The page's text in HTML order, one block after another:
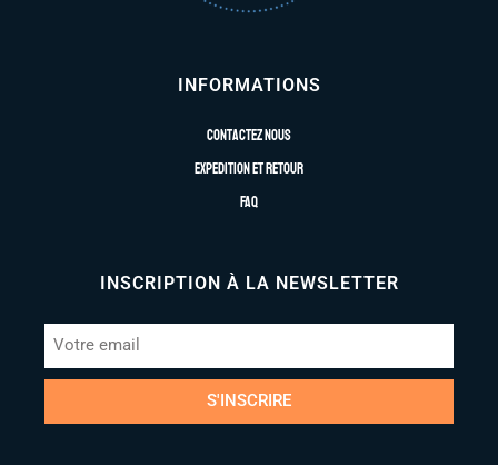
INFORMATIONS
Contactez nous
Expedition et retour
FAQ
INSCRIPTION À LA NEWSLETTER
S'INSCRIRE